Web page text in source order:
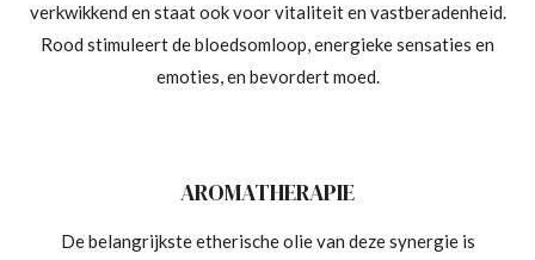
verkwikkend en staat ook voor vitaliteit en vastberadenheid.
Rood stimuleert de bloedsomloop, energieke sensaties en
emoties, en bevordert moed.
AROMATHERAPIE
De belangrijkste etherische olie van deze synergie is